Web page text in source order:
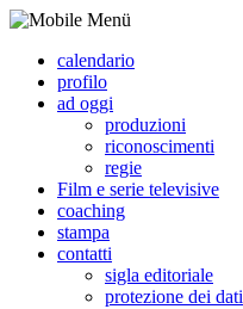
calendario
profilo
ad oggi
produzioni
riconoscimenti
regie
Film e serie televisive
coaching
stampa
contatti
sigla editoriale
protezione dei dati